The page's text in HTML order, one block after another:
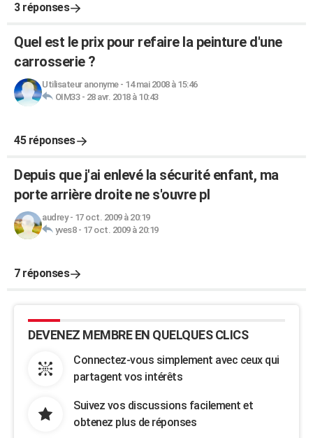
3 réponses
Quel est le prix pour refaire la peinture d'une
carrosserie ?
Utilisateur anonyme- 14 mai 2008 à 15:46
OIM33- 28 avr. 2018 à 10:43
45 réponses
Depuis que j'ai enlevé la sécurité enfant, ma
porte arrière droite ne s'ouvre pl
audrey- 17 oct. 2009 à 20:19
yves8- 17 oct. 2009 à 20:19
7 réponses
DEVENEZ MEMBRE EN QUELQUES CLICS
Connectez-vous simplement avec ceux qui
partagent vos intérêts
Suivez vos discussions facilement et
obtenez plus de réponses